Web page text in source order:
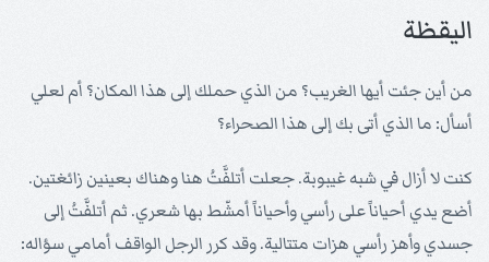
اليقظة
من أين جئت أيها الغريب؟ من الذي حملك إلى هذا المكان؟ أم لعلي
أسأل: ما الذي أتى بك إلى هذا الصحراء؟
كنت لا أزال في شبه غيبوبة. جعلت أتلفَّتُ هنا وهناك بعينين زائغتين.
أضع يدي أحياناً على رأسي وأحياناً أمشّط بها شعري. ثم أتلفَّتُ إلى
جسدي وأهز رأسي هزات متتالية. وقد كرر الرجل الواقف أمامي سؤاله: